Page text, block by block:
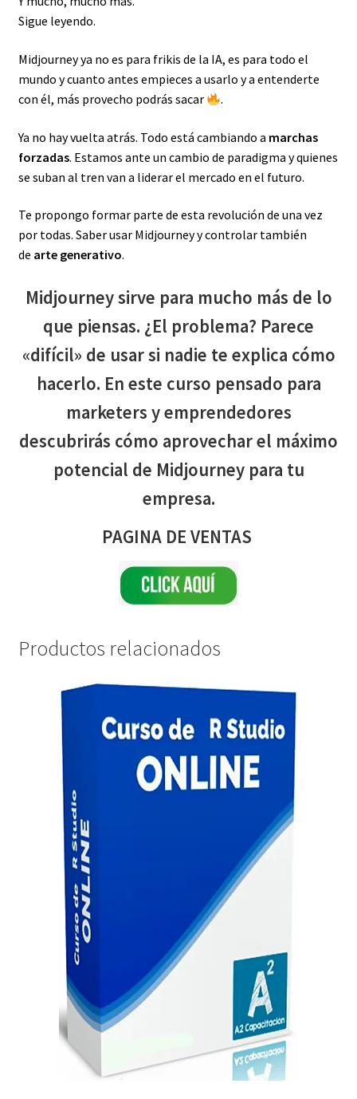
Sigue leyendo.
Midjourney ya no es para frikis de la IA, es para todo el
mundo y cuanto antes empieces a usarlo y a entenderte
con él, más provecho podrás sacar
.
Ya no hay vuelta atrás. Todo está cambiando a marchas
forzadas. Estamos ante un cambio de paradigma y quienes
se suban al tren van a liderar el mercado en el futuro.
Te propongo formar parte de esta revolución de una vez
por todas. Saber usar Midjourney y controlar también
de arte generativo.
Midjourney sirve para mucho más de lo
que piensas. ¿El problema? Parece
«difícil» de usar si nadie te explica cómo
hacerlo. En este curso pensado para
marketers y emprendedores
descubrirás cómo aprovechar el máximo
potencial de Midjourney para tu
empresa.
PAGINA DE VENTAS
Productos relacionados